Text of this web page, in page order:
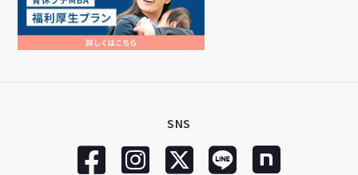
SNS